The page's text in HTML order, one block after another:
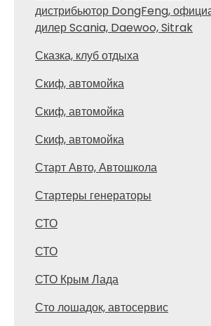
дистрибьютор DongFeng,
дилер Scania, Daewoo, Sitrak
Сказка, клуб отдыха
Скиф, автомойка
Скиф, автомойка
Скиф, автомойка
Старт Авто, Автошкола
Стартеры генераторы
СТО
СТО
СТО Крым Лада
Сто лошадок, автосервис